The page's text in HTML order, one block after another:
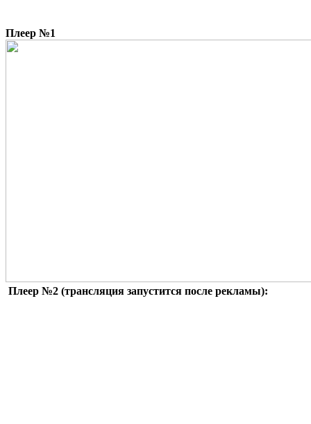
Плеер №1
Плеер №2 (трансляция запустится после рекламы):